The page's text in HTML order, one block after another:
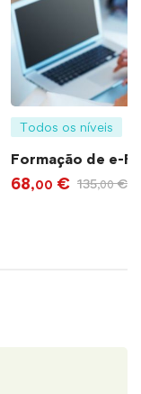
Todos os níveis
Formação de e-
68,00 € 135,00 €